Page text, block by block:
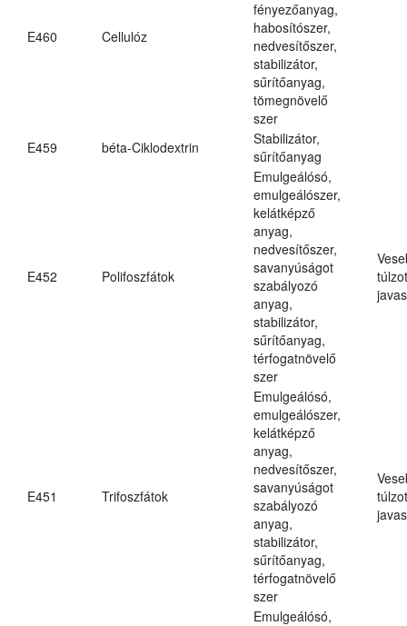
E460 Cellulóz
fényezőanyag,
habosítószer,
nedvesítőszer,
stabilizátor,
sűrítőanyag,
tömegnövelő
szer
E459
béta-Ciklodextrin
Stabilizátor,
sűrítőanyag
E452 Polifoszfátok
Emulgeálósó,
emulgeálószer,
kelátképző
anyag,
nedvesítőszer,
savanyúságot
szabályozó
anyag,
stabilizátor,
sűrítőanyag,
térfogatnövelő
szer
E451 Trifoszfátok
Emulgeálósó,
emulgeálószer,
kelátképző
anyag,
nedvesítőszer,
savanyúságot
szabályozó
anyag,
stabilizátor,
sűrítőanyag,
térfogatnövelő
szer
Emulgeálósó,